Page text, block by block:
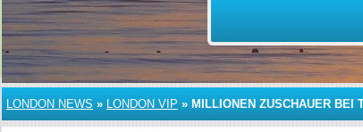
LONDON NEWS » LONDON VIP » MILLIONEN ZUSCHAUER BEI